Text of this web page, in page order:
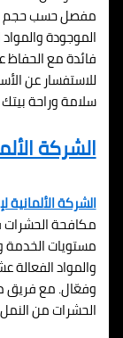
مفصل حسب حجم
الموجودة
فائدة مع الحفاظ
للاستفسار عن
سلامة وراحة
الشركة
الشركة الألمانية
مكافحة الحشرات
مستويات الخدمة
والمواد
وفعّال. مع فريق
الحشرات من النمل